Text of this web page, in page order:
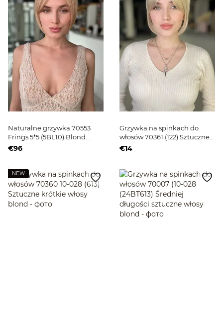
Naturalne grzywka 70553
Frings 5*5 (5BL10) Blond
krótkie włosy
€96
Grzywka na spinkach do
włosów 70361 (122) Sztuczne
krótkie russetowe włosy
€14
NEW